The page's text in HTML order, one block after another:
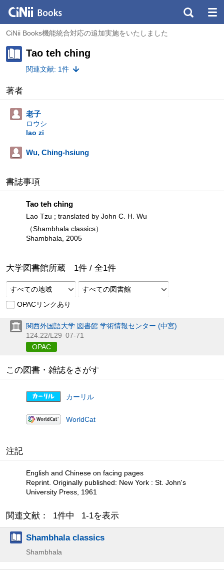
CiNii Books機能統合対応の追加実施をいたしました
Tao teh ching
関連文献: 1件
著者
老子
ロウシ
lao zi
Wu, Ching-hsiung
書誌事項
Tao teh ching
Lao Tzu ; translated by John C. H. Wu
（Shambhala classics）
Shambhala, 2005
大学図書館所蔵 1件 / 全1件
すべての地域
すべての図書館
OPACリンクあり
関西外国語大学 図書館 学術情報センター (中宮)
124.22/L29 07-71
OPAC
この図書・雑誌をさがす
カーリル
WorldCat
注記
English and Chinese on facing pages
Reprint. Originally published: New York : St. John's
University Press, 1961
関連文献： 1件中 1-1を表示
Shambhala classics
Shambhala